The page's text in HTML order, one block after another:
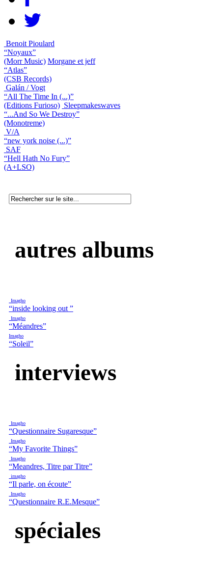
Benoit Pioulard
“Noyaux”
(Morr Music) Morgane et jeff
“Atlas”
(CSB Records)
Galán / Vogt
“All The Time In (...)”
(Editions Furioso) Sleepmakeswaves
“...And So We Destroy”
(Monotreme)
V/A
“new york noise (...)”
SAF
“Hell Hath No Fury”
(A+LSO)
autres albums
Imagho
“inside looking out ”
Imagho
“Méandres”
Imagho
“Soleil”
interviews
Imagho
“Questionnaire Sugaresque”
Imagho
“My Favorite Things”
Imagho
“Meandres, Titre par Titre”
imagho
“Il parle, on écoute”
Imagho
“Questionnaire R.E.Mesque”
spéciales